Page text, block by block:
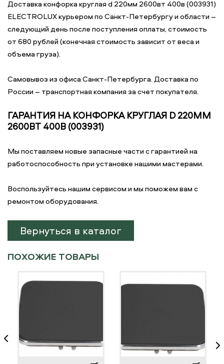
Доставка конфорка круглая d 220мм 2600вт 400в (003931)
ELECTROLUX курьером по Санкт-Петербургу и области –
следующий день после поступления оплаты, стоимость
от 680 рублей (конечная стоимость зависит от веса и
объема груза).
Самовывоз из офиса Санкт-Петербурга. Доставка по
России – транспортная компания за счет покупателя.
ГАРАНТИЯ НА КОНФОРКА КРУГЛАЯ D 220ММ
2600ВТ 400В (003931)
Мы поставляем новые запасные части с гарантией на
работоспособность при установке нашими мастерами.
Воспользуйтесь нашим сервисом и мы поможем вам с
ремонтом оборудования.
Вернуться в каталог
ПОХОЖИЕ ТОВАРЫ